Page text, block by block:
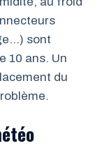
sont
10 ans. Un
du